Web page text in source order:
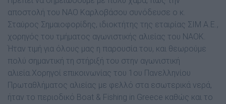
αποστολή του ΝΑΟ Καρλοβάσου συνόδευσε ο κ.
Σταύρος Σηµαιοφορίδης, ιδιοκτήτης της εταιρίας ΣΙΜ Α.Ε.,
χορηγός του τµήµατος αγωνιστικής αλιείας του ΝΑΟΚ.
Ήταν τιµή για όλους µας η παρουσία του, και θεωρούµε
πολύ σηµαντική τη στήριξή του στην αγωνιστική
αλιεία.Χορηγοί επικοινωνίας του 1ου Πανελληνίου
Πρωταθλήµατος αλιείας µε φελλό στα εσωτερικά νερά,
ήταν το περιοδικό Boat & Fishing in Greece καθώς και το